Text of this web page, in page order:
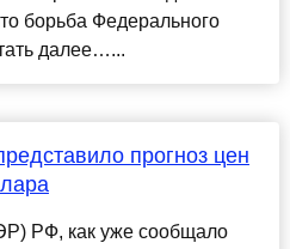
борьба Федерального
далее…...
прогноз цен
РФ, как уже сообщало